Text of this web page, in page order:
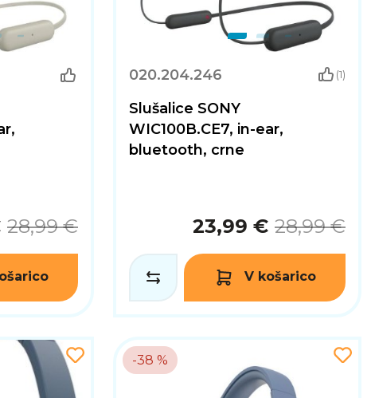
28,99 €
020.204.246 (1)
Slušalice SONY
WIC100B.CE7, in-ear,
bluetooth, crne
23,99 € 28,99 €
V košarico
-38 %